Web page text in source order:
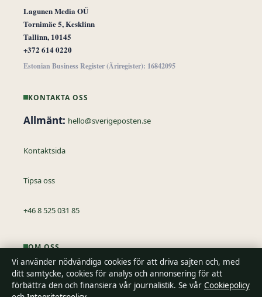
Lagunen Media OÜ
Tornimäe 5, Kesklinn
Tallinn, 10145
+372 614 0220
Estonian Business Register (Äriregister): 16842095
KONTAKTA OSS
Allmänt: hello@sverigeposten.se
Kontaktsida
Tipsa oss
+46 8 525 031 85
OM OSS
Om oss
Vi använder nödvändiga cookies för att driva sajten och, med
ditt samtycke, cookies för analys och annonsering för att
förbättra den och finansiera vår journalistik. Se vår Cookiepolicy